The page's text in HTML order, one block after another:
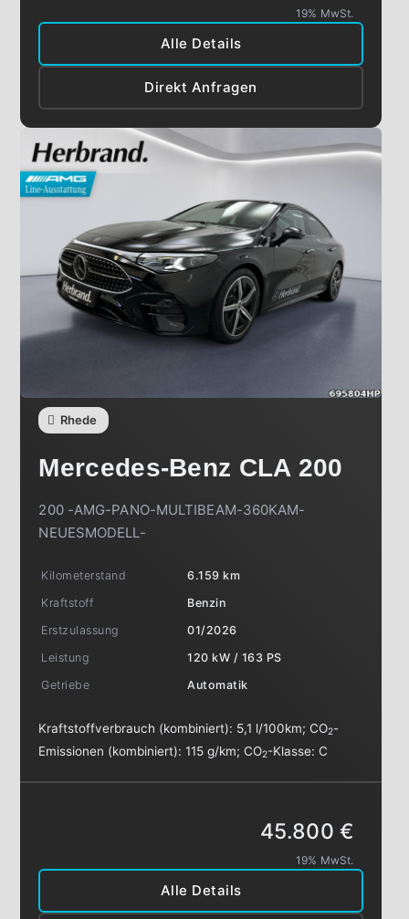
Alle Details
Direkt Anfragen
19% MwSt.
Rhede
Mercedes-Benz CLA 200
200 -AMG-PANO-MULTIBEAM-360KAM-
NEUESMODELL-
Kilometerstand
6.159 km
Kraftstoff
Benzin
Erstzulassung
01/2026
Leistung
120 kW / 163 PS
Getriebe
Automatik
Kraftstoffverbrauch (kombiniert): 5,1 l/100km;CO2-
Emissionen (kombiniert):115 g/km;CO2-Klasse:C
Alle Details
45.800 €
19% MwSt.